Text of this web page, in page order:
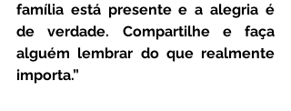
família está presente e a alegria é
de verdade. Compartilhe e faça
alguém lembrar do que realmente
importa.”